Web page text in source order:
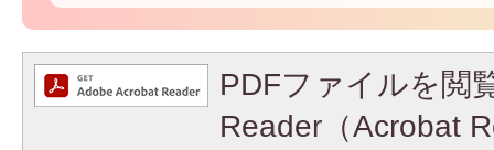
PDFファイルを閲
Reader（Acrobat